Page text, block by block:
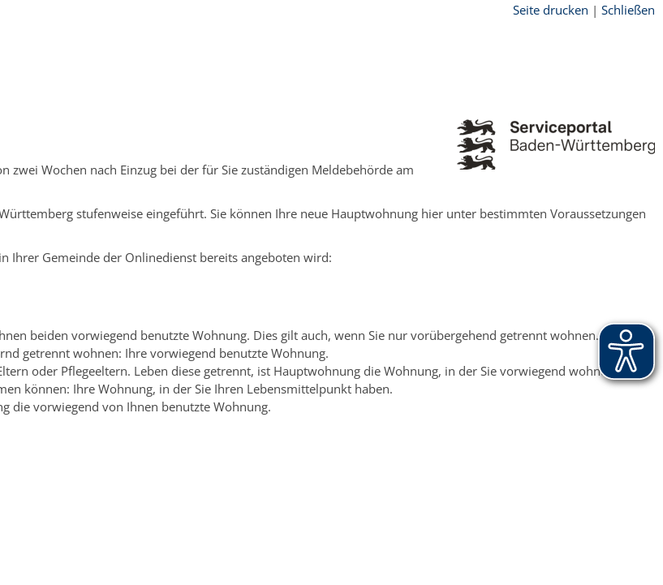
Seite drucken | Schließen
Wochen nach Einzug bei der für Sie zuständigen Meldebehörde am
stufenweise eingeführt. Sie können Ihre neue Hauptwohnung hier unter bestimmten Voraussetzungen
Ihrer Gemeinde der Onlinedienst bereits angeboten wird:
beiden vorwiegend benutzte Wohnung. Dies gilt auch, wenn Sie nur vorübergehend getrennt wohnen.
getrennt wohnen: Ihre vorwiegend benutzte Wohnung.
oder Pflegeeltern. Leben diese getrennt, ist Hauptwohnung die Wohnung, in der Sie vorwiegend wohnen.
können: Ihre Wohnung, in der Sie Ihren Lebensmittelpunkt haben.
die vorwiegend von Ihnen benutzte Wohnung.